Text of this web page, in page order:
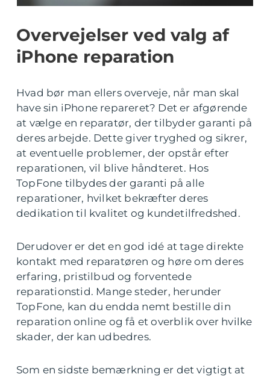
Overvejelser ved valg af
iPhone reparation
Hvad bør man ellers overveje, når man skal
have sin iPhone repareret? Det er afgørende
at vælge en reparatør, der tilbyder garanti på
deres arbejde. Dette giver tryghed og sikrer,
at eventuelle problemer, der opstår efter
reparationen, vil blive håndteret. Hos
TopFone tilbydes der garanti på alle
reparationer, hvilket bekræfter deres
dedikation til kvalitet og kundetilfredshed.
Derudover er det en god idé at tage direkte
kontakt med reparatøren og høre om deres
erfaring, pristilbud og forventede
reparationstid. Mange steder, herunder
TopFone, kan du endda nemt bestille din
reparation online og få et overblik over hvilke
skader, der kan udbedres.
Som en sidste bemærkning er det vigtigt at